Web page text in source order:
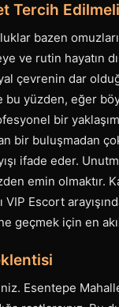
Tercih
bazen
ve rutin hayatın
çevrenin dar
yüzden, eğer
bir
bir buluşmadan
ifade eder.
emin olmaktır.
Escort
geçmek için en
Esentepe